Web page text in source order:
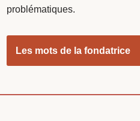
problématiques.
Les mots de la fondatrice